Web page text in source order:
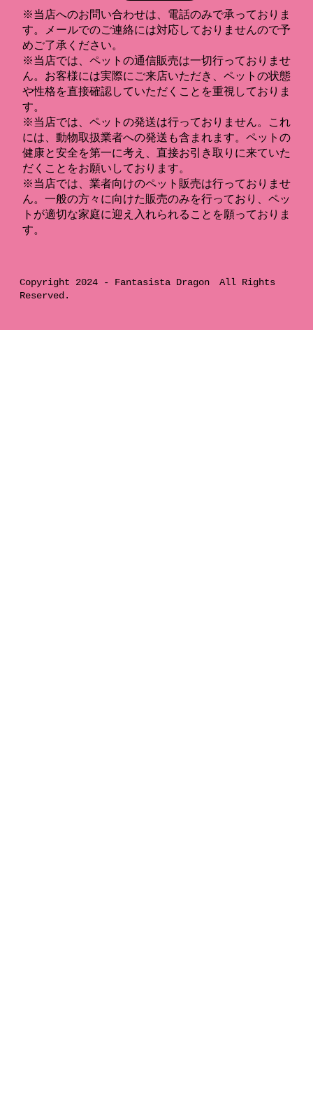
※当店へのお問い合わせは、電話のみで承っておりま
す。メールでのご連絡には対応しておりませんので予
めご了承ください。
※当店では、ペットの通信販売は一切行っておりませ
ん。お客様には実際にご来店いただき、ペットの状態
や性格を直接確認していただくことを重視しておりま
す。
※当店では、ペットの発送は行っておりません。これ
には、動物取扱業者への発送も含まれます。ペットの
健康と安全を第一に考え、直接お引き取りに来ていた
だくことをお願いしております。
※当店では、業者向けのペット販売は行っておりませ
ん。一般の方々に向けた販売のみを行っており、ペッ
トが適切な家庭に迎え入れられることを願っておりま
す。
Copyright 2024 - Fantasista DragonAll Rights
Reserved.